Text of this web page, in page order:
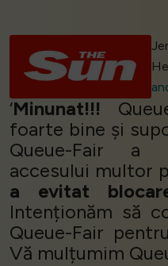
‘Minunat!!!
foarte bine și
Queue-Fair a
accesului multor
a evitat
Intenționăm să
Queue-Fair
Vă mulțumim